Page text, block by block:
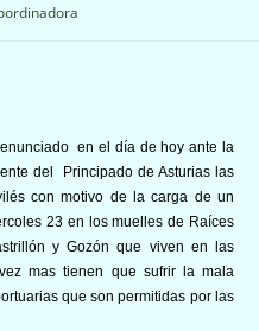
en el día de hoy ante la
del Principado de Asturias las
con motivo de la carga de un
23 en los muelles de Raíces
y Gozón que viven en las
mas tienen que sufrir la mala
que son permitidas por las